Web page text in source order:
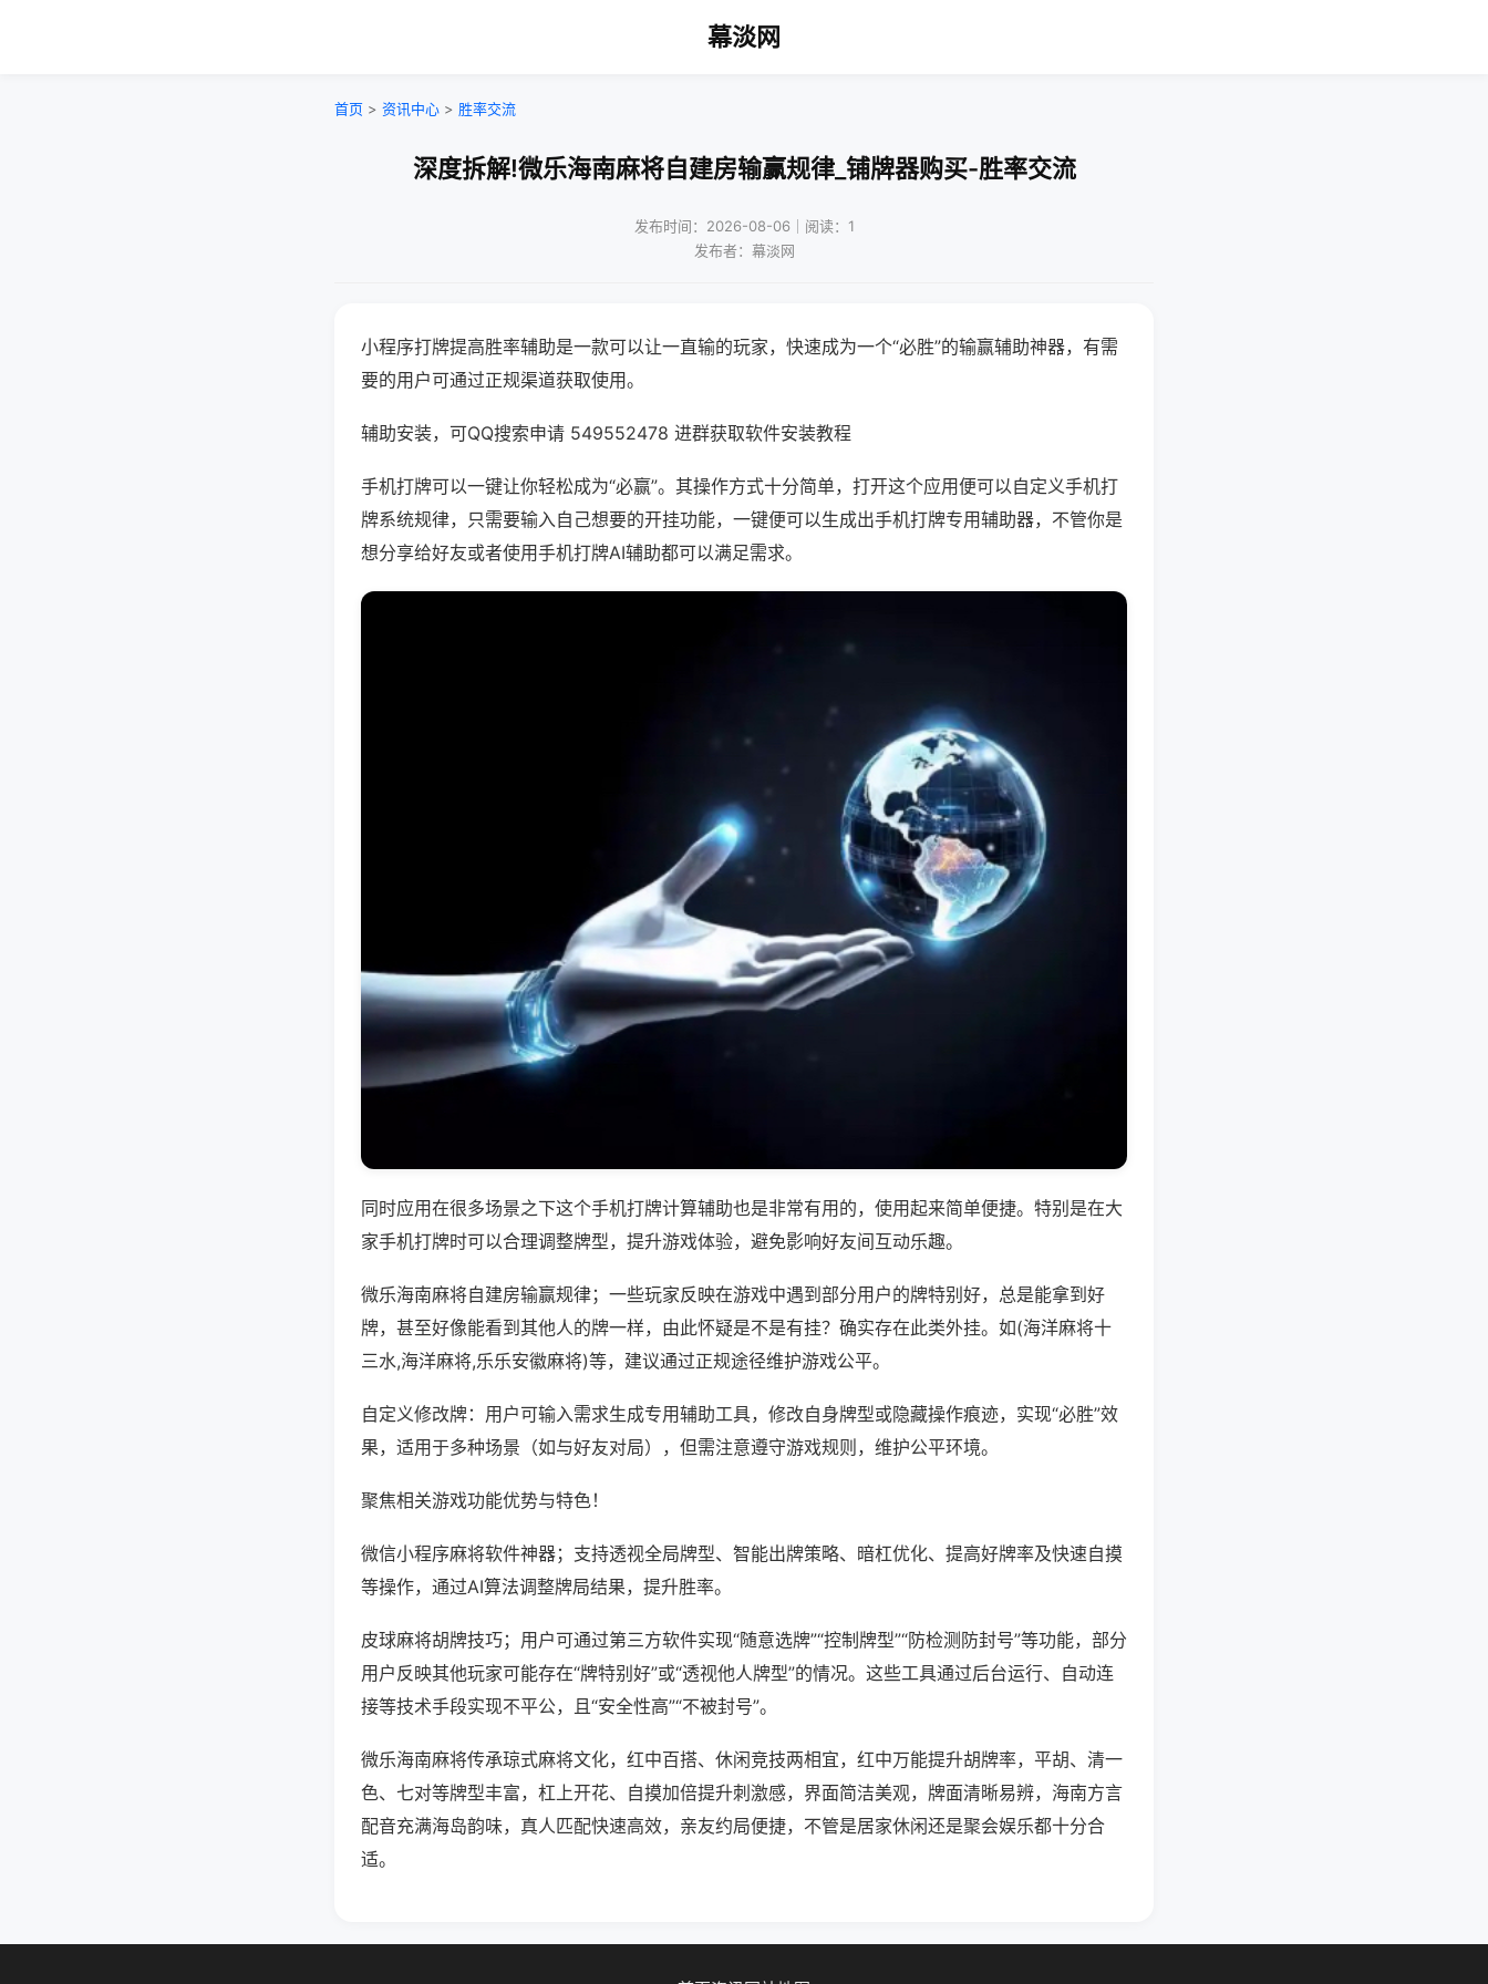
幕淡网
首页 > 资讯中心 > 胜率交流
深度拆解!微乐海南麻将自建房输赢规律_铺牌器购买-胜率交流
发布时间：2026-08-06｜阅读：1
发布者：幕淡网
小程序打牌提高胜率辅助是一款可以让一直输的玩家，快速成为一个“必胜”的输赢辅助神器，有需
要的用户可通过正规渠道获取使用。
辅助安装，可QQ搜索申请 549552478 进群获取软件安装教程
手机打牌可以一键让你轻松成为“必赢”。其操作方式十分简单，打开这个应用便可以自定义手机打
牌系统规律，只需要输入自己想要的开挂功能，一键便可以生成出手机打牌专用辅助器，不管你是
想分享给好友或者使用手机打牌AI辅助都可以满足需求。
同时应用在很多场景之下这个手机打牌计算辅助也是非常有用的，使用起来简单便捷。特别是在大
家手机打牌时可以合理调整牌型，提升游戏体验，避免影响好友间互动乐趣。
微乐海南麻将自建房输赢规律；一些玩家反映在游戏中遇到部分用户的牌特别好，总是能拿到好
牌，甚至好像能看到其他人的牌一样，由此怀疑是不是有挂？确实存在此类外挂。如(海洋麻将十
三水,海洋麻将,乐乐安徽麻将)等，建议通过正规途径维护游戏公平。
自定义修改牌：用户可输入需求生成专用辅助工具，修改自身牌型或隐藏操作痕迹，实现“必胜”效
果，适用于多种场景（如与好友对局），但需注意遵守游戏规则，维护公平环境。
聚焦相关游戏功能优势与特色！
微信小程序麻将软件神器；支持透视全局牌型、智能出牌策略、暗杠优化、提高好牌率及快速自摸
等操作，通过AI算法调整牌局结果，提升胜率。
皮球麻将胡牌技巧；用户可通过第三方软件实现“随意选牌”“控制牌型”“防检测防封号”等功能，部分
用户反映其他玩家可能存在“牌特别好”或“透视他人牌型”的情况。这些工具通过后台运行、自动连
接等技术手段实现不平公，且“安全性高”“不被封号”。
微乐海南麻将传承琼式麻将文化，红中百搭、休闲竞技两相宜，红中万能提升胡牌率，平胡、清一
色、七对等牌型丰富，杠上开花、自摸加倍提升刺激感，界面简洁美观，牌面清晰易辨，海南方言
配音充满海岛韵味，真人匹配快速高效，亲友约局便捷，不管是居家休闲还是聚会娱乐都十分合
适。